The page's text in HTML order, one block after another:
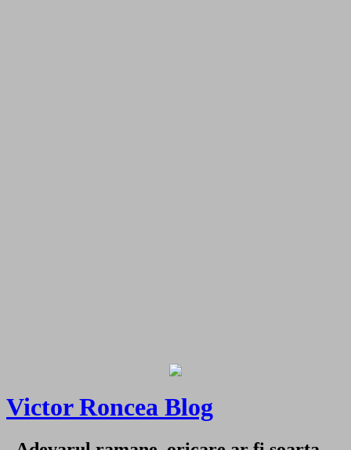
Victor Roncea Blog